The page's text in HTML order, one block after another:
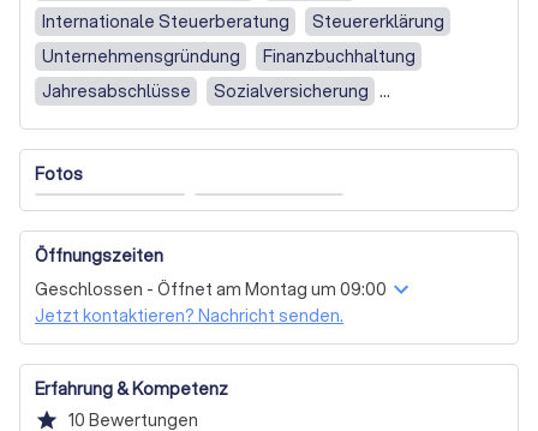
Internationale Steuerberatung
Steuererklärung
Unternehmensgründung
Finanzbuchhaltung
Jahresabschlüsse
Sozialversicherung
Lohnbuchhaltung
Steuerberatung
Lohn-/ Finanzbuchhaltung
Einspruch & Beschwerde
Geschäftlich (Unternehmen)
Vor Ort (beim Steuerberater)
Digitale Beratung (100% Online)
Fotos
Öffnungszeiten
Geschlossen - Öffnet am Montag um 09:00
Jetzt kontaktieren? Nachricht senden.
Erfahrung & Kompetenz
star 10 Bewertungen